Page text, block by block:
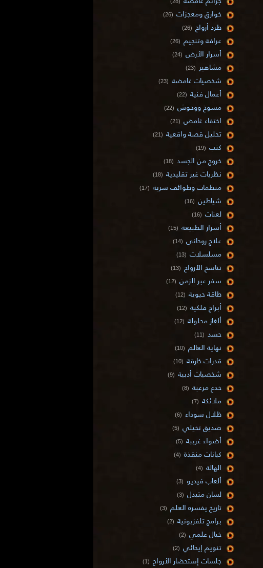
خوارق ومعجزات (26)
طرد أرواح (26)
عرافة وتنجيم (26)
أسرار الأرض (24)
مشاهير (23)
شخصيات غامضة (23)
أعمال فنية (22)
مسوخ ووحوش (22)
اختفاء غامض (21)
تحليل قصة واقعية (21)
كتب (19)
خروج من الجسد (18)
نظريات غير تقليدية (18)
منظمات وطوائف سرية (17)
شياطين (16)
لعنات (16)
أسرار الطبيعة (15)
علاج روحاني (14)
مسلسلات (13)
تناسخ الأرواح (13)
سفر عبر الزمن (12)
طاقة حيوية (12)
أبراج فلكية (12)
ألغاز محلولة (12)
حسد (11)
نهاية العالم (10)
قدرات خارقة (10)
شخصيات أدبية (9)
خدع مرعبة (8)
ملائكة (7)
ظلال سوداء (6)
صديق تخيلي (5)
أضواء غريبة (5)
كيانات منقذة (4)
الهالة (4)
ألعاب فيديو (3)
لسان متبدل (3)
تاريخ يفسره العلم (3)
برامج تلفزيونية (2)
خيال علمي (2)
تنويم إيحائي (2)
جلسات إستحضار الأرواح (1)